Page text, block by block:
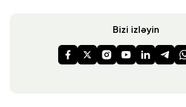
Bizi izləyin